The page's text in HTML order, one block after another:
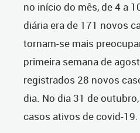
no início do mês, de 4 a
diária era de 171 novos
tornam-se mais
primeira semana de
registrados 28 novos
dia. No dia 31 de
casos ativos de covid-19.